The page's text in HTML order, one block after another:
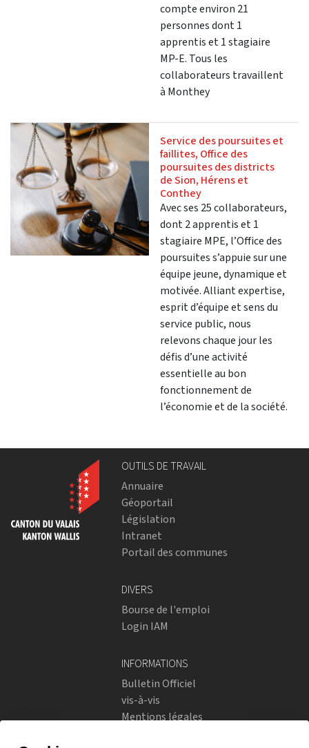
compte environ 21
personnes dont 1
apprentis et 1 stagiaire
MP-E. Tous les
collaborateurs travaillent
à Monthey
Service des poursuites et
faillites, Office des
poursuites des districts
de Sion, Hérens et
Conthey
Avec ses 25 collaborateurs,
dont 2 apprentis et 1
stagiaire MPE, l’Office des
poursuites s’appuie sur une
équipe jeune, dynamique et
motivée. Alliant expertise,
esprit d’équipe et sens du
service public, nous
relevons chaque jour les
défis d’une activité
essentielle au bon
fonctionnement de
l’économie et de la société.
OUTILS DE TRAVAIL
Annuaire
Géoportail
Législation
Intranet
Portail des communes
DIVERS
Bourse de l'emploi
Login IAM
INFORMATIONS
Bulletin Officiel
vis-à-vis
Mentions légales